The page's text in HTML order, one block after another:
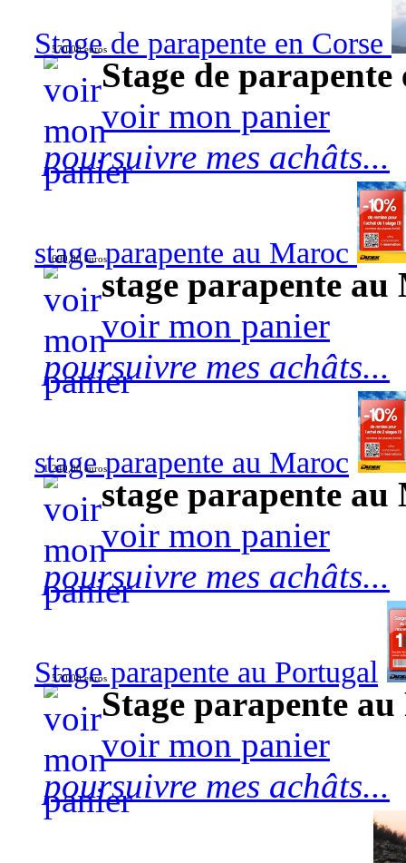
Stage de parapente en Corse
570,00 euros
Stage de
voir mon panier
poursuivre mes achâts...
stage parapente au Maroc
690,00 euros
stage parapente
voir mon panier
poursuivre mes achâts...
stage parapente au Maroc
1 240,00 euros
stage parapente au
voir mon panier
poursuivre mes achâts...
Stage parapente au Portugal
570,00 euros
Stage parapente
voir mon panier
poursuivre mes achâts...